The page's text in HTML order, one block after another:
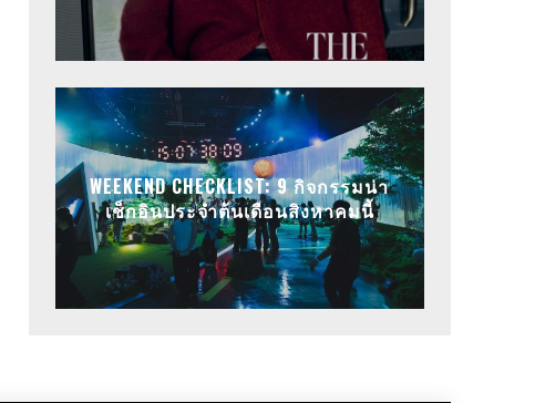
WEEKEND CHECKLIST: 9 กิจกรรมน่า
เช็กอินประจำต้นเดือนสิงหาคมนี้